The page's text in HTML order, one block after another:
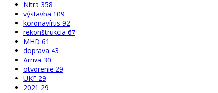
Nitra 358
výstavba 109
koronavírus 92
rekonštrukcia 67
MHD 61
doprava 43
Arriva 30
otvorenie 29
UKF 29
2021 29